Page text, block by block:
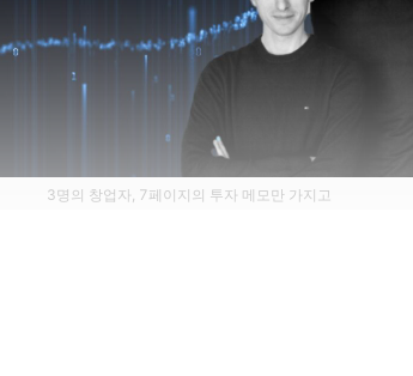
3명의 창업자, 7페이지의 투자 메모만 가지고